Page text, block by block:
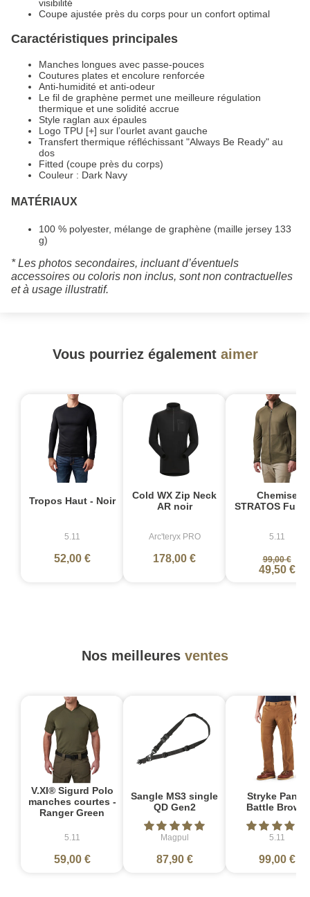
visibilité
Coupe ajustée près du corps pour un confort optimal
Caractéristiques principales
Manches longues avec passe-pouces
Coutures plates et encolure renforcée
Anti-humidité et anti-odeur
Le fil de graphène permet une meilleure régulation
thermique et une solidité accrue
Style raglan aux épaules
Logo TPU [+] sur l’ourlet avant gauche
Transfert thermique réfléchissant "Always Be Ready" au
dos
Fitted (coupe près du corps)
Couleur : Dark Navy
MATÉRIAUX
100 % polyester, mélange de graphène (maille jersey 133
g)
* Les photos secondaires, incluant d’éventuels
accessoires ou coloris non inclus, sont non contractuelles
et à usage illustratif.
Vous pourriez également aimer
Tropos Haut - Noir
5.11
52,00 €
Cold WX Zip Neck
AR noir
Arc'teryx PRO
178,00 €
Chemise
STRATOS Full
5.11
99,00 €
49,50 €
Nos meilleures ventes
V.XI® Sigurd Polo
manches courtes -
Ranger Green
5.11
59,00 €
Sangle MS3 single
QD Gen2
Magpul
87,90 €
Stryke Pant -
Battle Brown
5.11
99,00 €